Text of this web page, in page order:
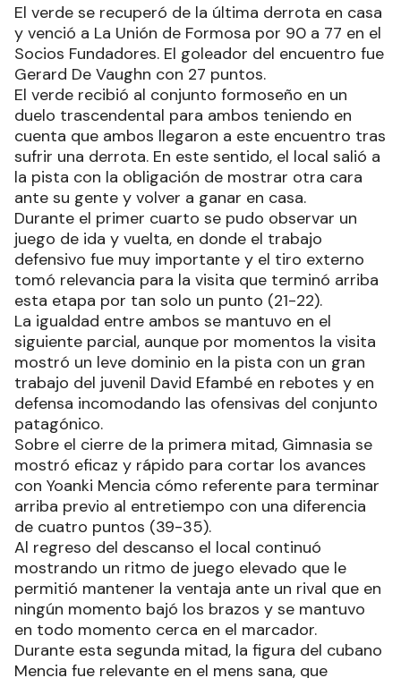
El verde se recuperó de la última derrota en casa
y venció a La Unión de Formosa por 90 a 77 en el
Socios Fundadores. El goleador del encuentro fue
Gerard De Vaughn con 27 puntos.
El verde recibió al conjunto formoseño en un
duelo trascendental para ambos teniendo en
cuenta que ambos llegaron a este encuentro tras
sufrir una derrota. En este sentido, el local salió a
la pista con la obligación de mostrar otra cara
ante su gente y volver a ganar en casa.
Durante el primer cuarto se pudo observar un
juego de ida y vuelta, en donde el trabajo
defensivo fue muy importante y el tiro externo
tomó relevancia para la visita que terminó arriba
esta etapa por tan solo un punto (21-22).
La igualdad entre ambos se mantuvo en el
siguiente parcial, aunque por momentos la visita
mostró un leve dominio en la pista con un gran
trabajo del juvenil David Efambé en rebotes y en
defensa incomodando las ofensivas del conjunto
patagónico.
Sobre el cierre de la primera mitad, Gimnasia se
mostró eficaz y rápido para cortar los avances
con Yoanki Mencia cómo referente para terminar
arriba previo al entretiempo con una diferencia
de cuatro puntos (39-35).
Al regreso del descanso el local continuó
mostrando un ritmo de juego elevado que le
permitió mantener la ventaja ante un rival que en
ningún momento bajó los brazos y se mantuvo
en todo momento cerca en el marcador.
Durante esta segunda mitad, la figura del cubano
Mencia fue relevante en el mens sana, que